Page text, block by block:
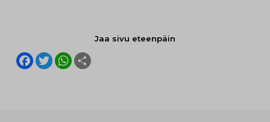
Jaa sivu eteenpäin
F
a
T
w
W
h